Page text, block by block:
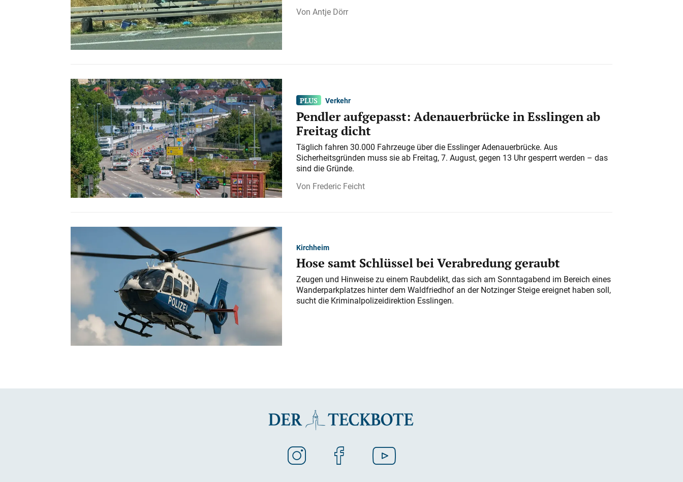
Antje Dörr
Verkehr
Pendler aufgepasst: Adenauerbrücke in Esslingen ab
Freitag dicht
Täglich fahren 30.000 Fahrzeuge über die Esslinger Adenauerbrücke. Aus
Sicherheitsgründen muss sie ab Freitag, 7. August, gegen 13 Uhr gesperrt werden – das
sind die Gründe.
Frederic Feicht
Kirchheim
Hose samt Schlüssel bei Verabredung geraubt
Zeugen und Hinweise zu einem Raubdelikt, das sich am Sonntagabend im Bereich eines
Wanderparkplatzes hinter dem Waldfriedhof an der Notzinger Steige ereignet haben soll,
sucht die Kriminalpolizeidirektion Esslingen.